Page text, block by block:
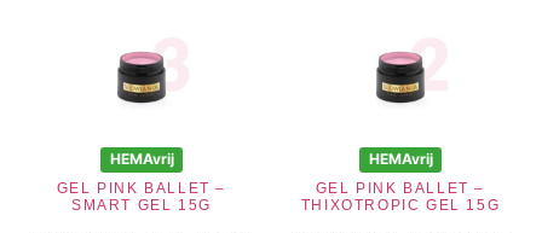
HEMAvrij
GEL PINK BALLET –
SMART GEL 15G
HEMAvrij
GEL PINK BALLET –
THIXOTROPIC GEL 15G